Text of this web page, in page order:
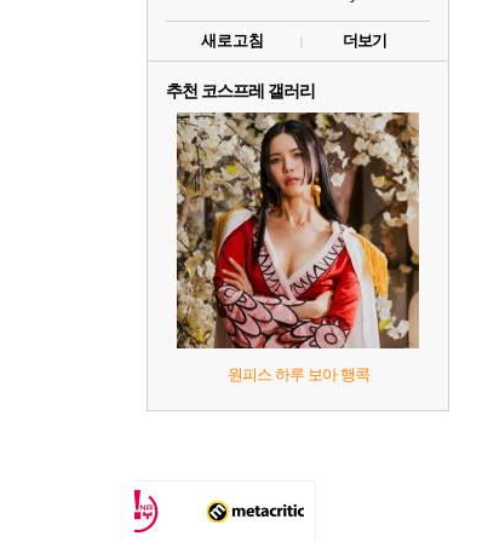
새로고침 더보기
추천 코스프레 갤러리
원피스 하루 보아 행콕